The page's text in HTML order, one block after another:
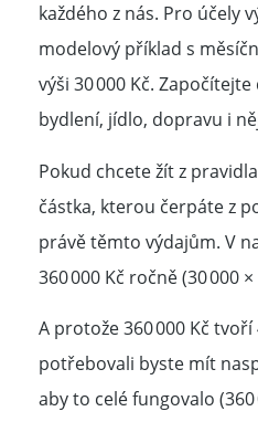
každého z nás. Pro účely
modelový příklad s
výši 30 000 Kč.
bydlení, jídlo, dopravu i
Pokud chcete žít z
částka, kterou čerpáte z
právě těmto výdajům. V
360 000 Kč ročně (30 000 ×
A protože 360 000 Kč
potřebovali byste mít
aby to celé fungovalo (360